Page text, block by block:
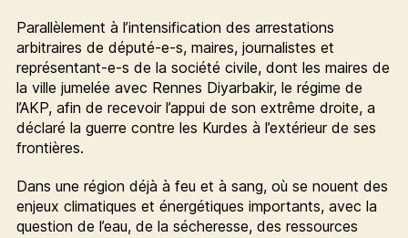
Parallèlement à l’intensification des arrestations
arbitraires de député-e-s, maires, journalistes et
représentant-e-s de la société civile, dont les maires de
la ville jumelée avec Rennes Diyarbakir, le régime de
l’AKP, afin de recevoir l’appui de son extrême droite, a
déclaré la guerre contre les Kurdes à l’extérieur de ses
frontières.
Dans une région déjà à feu et à sang, où se nouent des
enjeux climatiques et énergétiques importants, avec la
question de l’eau, de la sécheresse, des ressources